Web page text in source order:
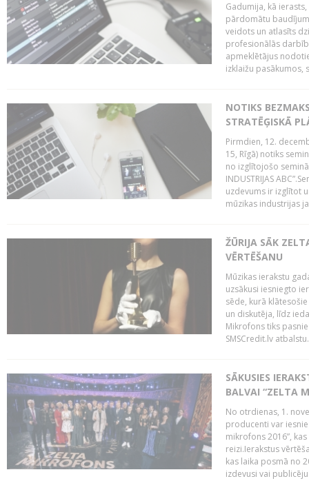
Gadumija, kā
pārdomātu
veidots un atlasīts
profesionālās
apmeklētājus
izklaižu pasākumos,
NOTIKS
STRATĒĢISKĀ
Pirmdien, 12.
15, Rīgā) notiks
no izglītojošo
INDUSTRIJAS
uzdevums ir izglītot
mūzikas industrijas
ŽŪRIJA SĀK
VĒRTĒŠANU
Mūzikas ierakstu
uzsākusi iesniegto
sēde, kurā
un diskutēja, līdz
Mikrofons tiks
SMSCredit.lv
SĀKUSIES
BALVAI “ZELTA
No otrdienas, 1.
producenti var
mikrofons 2016”,
reizi.Ierakstus
kas laika posmā no
izdevusi vai